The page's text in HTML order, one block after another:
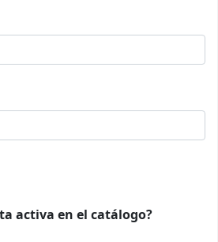
activa en el catálogo?